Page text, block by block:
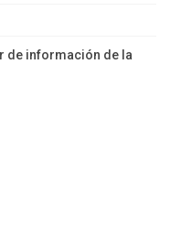
de información de la